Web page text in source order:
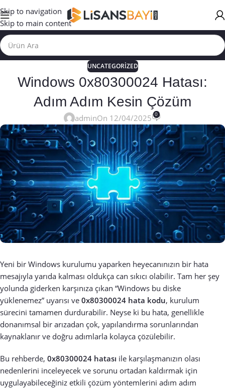
Skip to navigation
Skip to main content
UNCATEGORIZED
Windows 0x80300024 Hatası:
Adım Adım Kesin Çözüm
adminOn 12/04/2025 0
Yeni bir Windows kurulumu yaparken heyecanınızın bir hata
mesajıyla yarıda kalması oldukça can sıkıcı olabilir. Tam her şey
yolunda giderken karşınıza çıkan “Windows bu diske
yüklenemez” uyarısı ve 0x80300024 hata kodu, kurulum
sürecini tamamen durdurabilir. Neyse ki bu hata, genellikle
donanımsal bir arızadan çok, yapılandırma sorunlarından
kaynaklanır ve doğru adımlarla kolayca çözülebilir.
Bu rehberde, 0x80300024 hatası ile karşılaşmanızın olası
nedenlerini inceleyecek ve sorunu ortadan kaldırmak için
uygulayabileceğiniz etkili çözüm yöntemlerini adım adım